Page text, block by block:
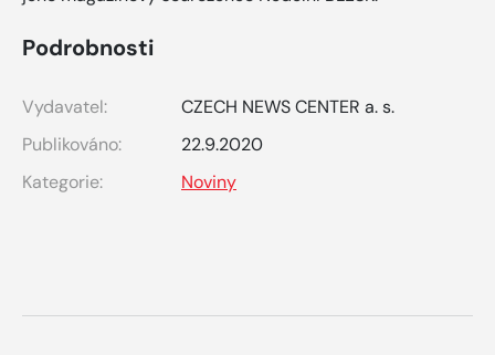
Podrobnosti
Vydavatel:
CZECH NEWS CENTER a. s.
Publikováno:
22.9.2020
Kategorie:
Noviny